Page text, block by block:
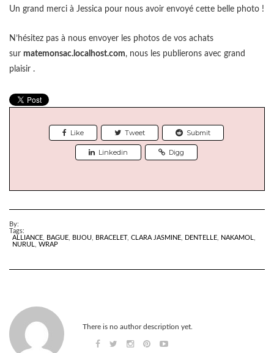
Un grand merci à Jessica pour nous avoir envoyé cette belle photo !
N’hésitez pas à nous envoyer les photos de vos achats
sur matemonsac.localhost.com, nous les publierons avec grand
plaisir .
Like Tweet Submit
Linkedin Digg
By:
Tags:
ALLIANCE
BAGUE BIJOU BRACELET, CLARA JASMINE DENTELLE NAKAMOL
NURUL
WRAP
There is no author description yet.